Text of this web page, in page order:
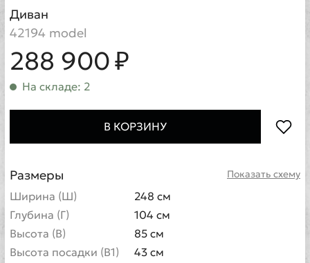
Диван
42194 model
288 900 ₽
На складе: 2
В КОРЗИНУ
Показать схему
Размеры
Ширина (Ш)
248 см
Глубина (Г)
104 см
Высота (В)
85 см
Высота посадки (В1)
43 см